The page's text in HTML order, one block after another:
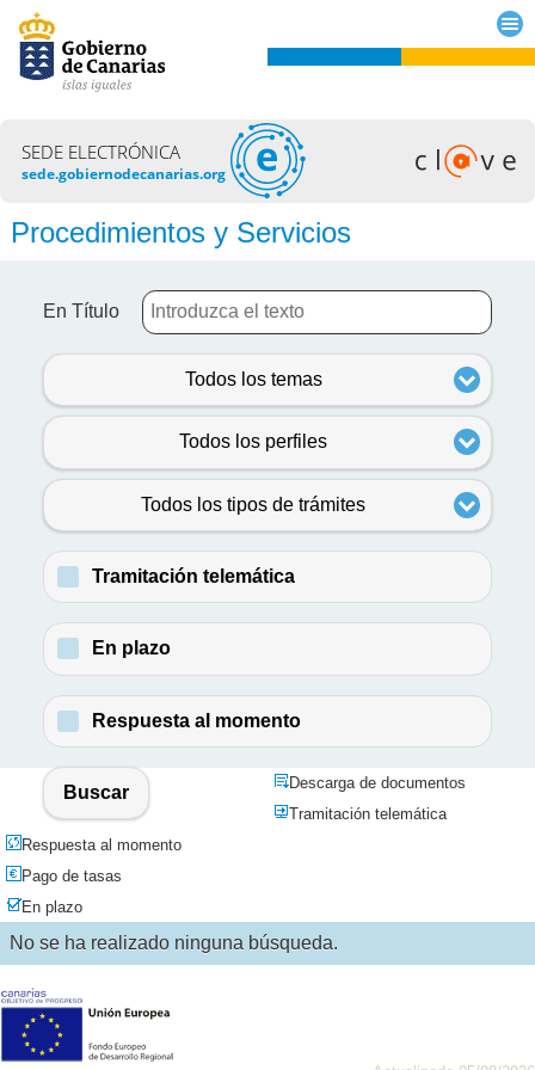
SEDE ELECTRÓNICA
sede.gobiernodecanarias.org
Procedimientos y Servicios
En Título
Todos los temas
Todos los perfiles
Todos los tipos de trámites
Tramitación telemática
En plazo
Respuesta al momento
Buscar
Descarga de documentos
Tramitación telemática
Respuesta al momento
Pago de tasas
En plazo
No se ha realizado ninguna búsqueda.